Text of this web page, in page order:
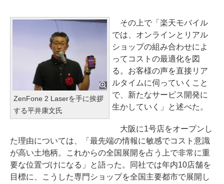
ZenFone 2 Laserを手に挨拶
する平井康文氏
その上で「楽天モバイル
では、オンラインとリアル
ショップの組み合わせによ
ってコストの最適化を図
る。お客様の声を直接リア
ルタイムに伺っていくこと
で、新たなサービス開発に
生かしていく」と述べた。
大阪に1号店をオープンし
た理由については、「最先端の情報に敏感でコスト意識
が高い土地柄。これからの全国展開を占う上で非常に重
要な位置づけになる」と語った。同社では年内10店舗を
目標に、こうした専門ショップを全国主要都市で展開し